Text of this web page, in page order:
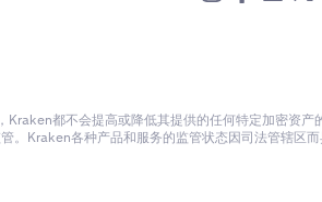
都不会提高或降低其提供的任何特定加密资产
。Kraken各种产品和服务的监管状态因司法管辖区